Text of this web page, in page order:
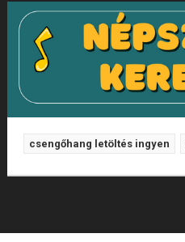
csengőhang letöltés ingyen